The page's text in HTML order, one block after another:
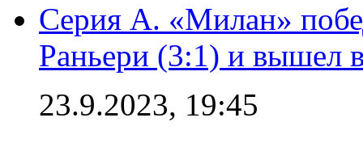
Серия А. «Милан»
Раньери (3:1) и вышел
23.9.2023, 19:45